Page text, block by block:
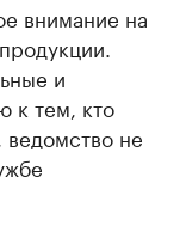
внимание на
и
к тем, кто
не